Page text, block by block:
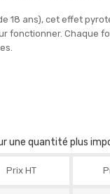
18 ans), cet effet
fonctionner. Chaque
une quantité plus
Prix HT